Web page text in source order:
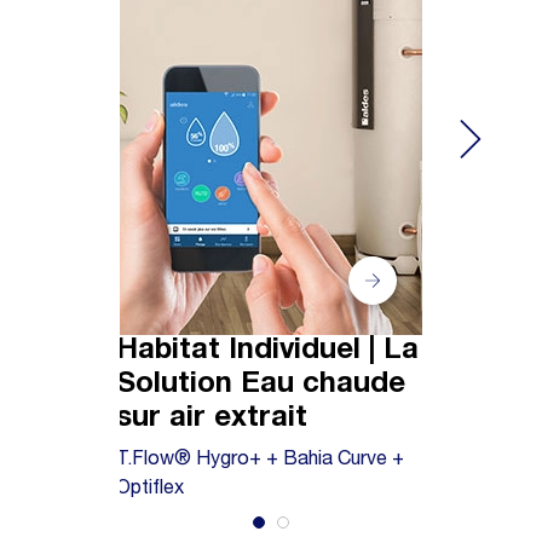
Habitat Individuel | La
Solution Eau chaude
sur air extrait
T.Flow® Hygro+ + Bahia Curve +
Optiflex